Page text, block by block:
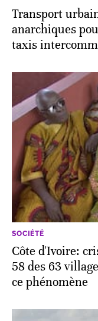
Transport
anarchiques
taxis
SOCIÉTÉ
Côte d'Ivoire:
58 des 63
ce phénomène